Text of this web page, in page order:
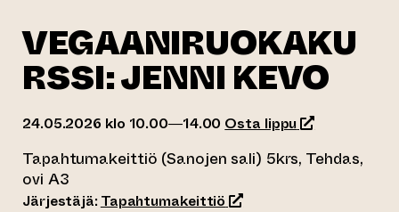
VEGAANIRUOKAKU
RSSI: JENNI KEVO
24.05.2026 klo 10.00—14.00 Osta lippu (siirtyy
Tapahtumakeittiö (Sanojen sali) 5krs, Tehdas,
ovi A3
Järjestäjä: Tapahtumakeittiö (siirtyy toiseen